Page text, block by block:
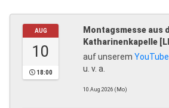
AUG
10
18:00
Montagsmesse aus
Katharinenkapelle
auf unserem
u. v. a.
10.Aug.2026 (Mo)